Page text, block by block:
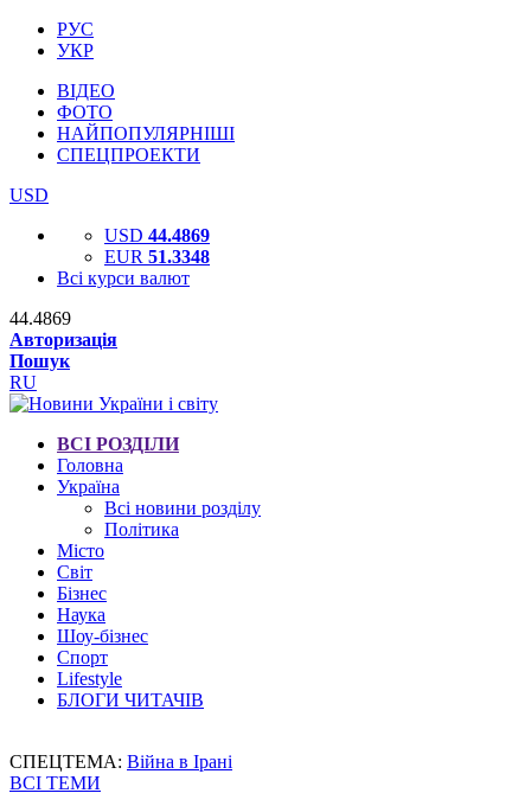
РУС
УКР
ВІДЕО
ФОТО
НАЙПОПУЛЯРНІШІ
СПЕЦПРОЕКТИ
USD
USD 44.4869
EUR 51.3348
Всі курси валют
44.4869
Авторизація
Пошук
RU
ВСІ РОЗДІЛИ
Головна
Україна
Всі новини розділу
Політика
Місто
Світ
Бізнес
Наука
Шоу-бізнес
Спорт
Lifestyle
БЛОГИ ЧИТАЧІВ
СПЕЦТЕМА: Війна в Ірані
ВСІ ТЕМИ